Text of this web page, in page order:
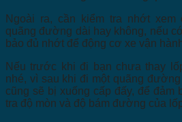
Ngoài ra, cần kiểm tra nhớt
quãng đường dài hay không, nếu
bảo đủ nhớt để động cơ xe vận
Nếu trước khi đi bạn chưa thay
nhé, vì sau khi đi một quãng
cũng sẽ bị xuống cấp đấy, để đảm
tra độ mòn và độ bám đường của